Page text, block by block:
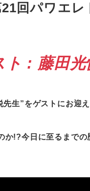
回パワエ
ト : 藤田光
生”をゲストにお迎
か!?今日に至るまで